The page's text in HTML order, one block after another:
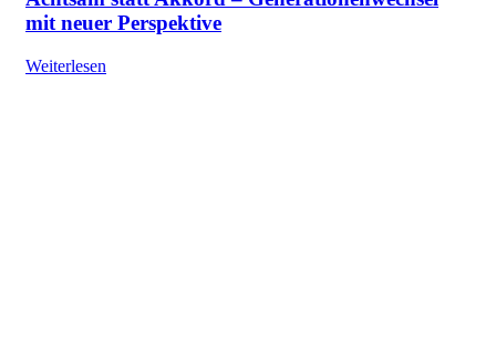
mit neuer Perspektive
Weiterlesen